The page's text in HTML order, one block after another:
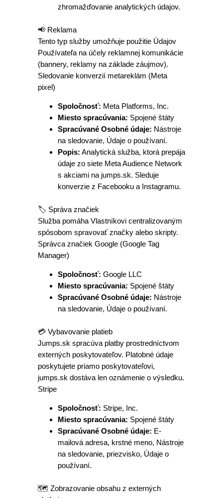
zhromažďovanie analytických údajov.
📢 Reklama
Tento typ služby umožňuje použitie Údajov
Používateľa na účely reklamnej komunikácie
(bannery, reklamy na základe záujmov).
Sledovanie konverzií metareklám (Meta
pixel)
Spoločnosť: Meta Platforms, Inc.
Miesto spracúvania: Spojené štáty
Spracúvané Osobné údaje: Nástroje
na sledovanie, Údaje o používaní.
Popis: Analytická služba, ktorá prepája
údaje zo siete Meta Audience Network
s akciami na jumps.sk. Sleduje
konverzie z Facebooku a Instagramu.
🏷️ Správa značiek
Služba pomáha Vlastníkovi centralizovaným
spôsobom spravovať značky alebo skripty.
Správca značiek Google (Google Tag
Manager)
Spoločnosť: Google LLC
Miesto spracúvania: Spojené štáty
Spracúvané Osobné údaje: Nástroje
na sledovanie, Údaje o používaní.
💳 Vybavovanie platieb
Jumps.sk spracúva platby prostredníctvom
externých poskytovateľov. Platobné údaje
poskytujete priamo poskytovateľovi,
jumps.sk dostáva len oznámenie o výsledku.
Stripe
Spoločnosť: Stripe, Inc.
Miesto spracúvania: Spojené štáty
Spracúvané Osobné údaje: E-
mailová adresa, krstné meno, Nástroje
na sledovanie, priezvisko, Údaje o
používaní.
🗺️ Zobrazovanie obsahu z externých